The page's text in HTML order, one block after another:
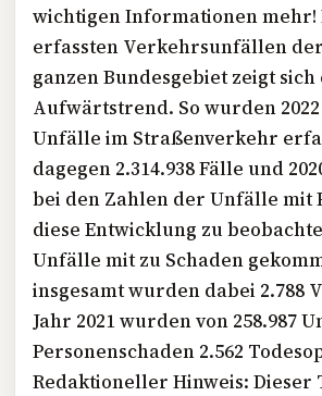
wichtigen Informationen
erfassten Verkehrsunfällen
ganzen Bundesgebiet zeigt
Aufwärtstrend. So wurden 2022
Unfälle im Straßenverkehr
dagegen 2.314.938 Fälle und
bei den Zahlen der Unfälle mit
diese Entwicklung zu
Unfälle mit zu Schaden
insgesamt wurden dabei 2.788
Jahr 2021 wurden von 258.987
Personenschaden 2.562
Redaktioneller Hinweis: